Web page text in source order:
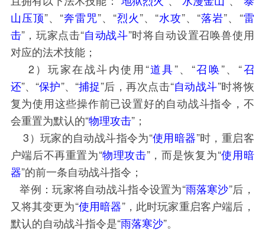
山压顶”、“奔雷咒”、“烈火”、“水攻”、“落岩”、“雷
击”，玩家点击“自动战斗”时将自动设置召唤兽使用
对应的法术技能；
2）玩家在战斗内使用“道具”、“召唤”、“召
还”、“保护”、“捕捉”后，再次点击“自动战斗”时将恢
复为使用这些操作前已设置好的自动战斗指令，不
会重置为默认的“物理攻击”；
3）玩家的自动战斗指令为“使用暗器”时，重启客
户端后不再重置为“物理攻击”，而是恢复为“使用暗
器”的前一条自动战斗指令；
举例：玩家将自动战斗指令设置为“雨落寒沙”后，
又将其变更为“使用暗器”，此时玩家重启客户端后，
默认的自动战斗指令是“雨落寒沙”。